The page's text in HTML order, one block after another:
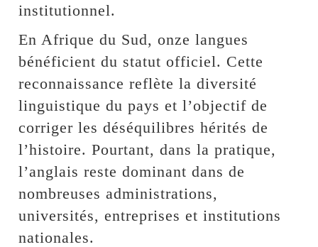
institutionnel.
En Afrique du Sud, onze langues
bénéficient du statut officiel. Cette
reconnaissance reflète la diversité
linguistique du pays et l’objectif de
corriger les déséquilibres hérités de
l’histoire. Pourtant, dans la pratique,
l’anglais reste dominant dans de
nombreuses administrations,
universités, entreprises et institutions
nationales.